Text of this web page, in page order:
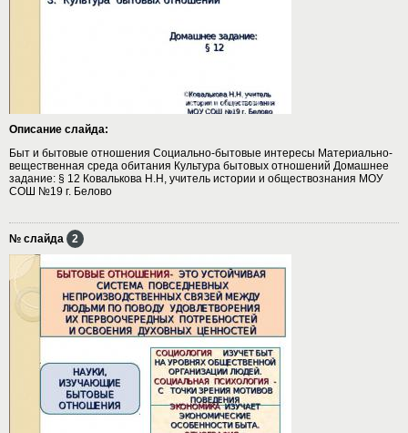
Описание слайда:
Быт и бытовые отношения Социально-бытовые интересы Материально-
вещественная среда обитания Культура бытовых отношений Домашнее
задание: § 12 Ковалькова Н.Н, учитель истории и обществознания МОУ
СОШ №19 г. Белово
№ слайда 2